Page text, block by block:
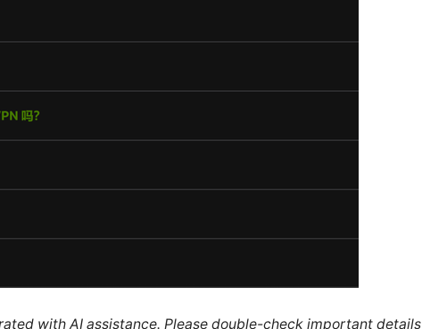
with AI assistance. Please double-check important details